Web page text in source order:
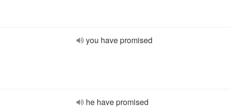
you have promised
he have promised